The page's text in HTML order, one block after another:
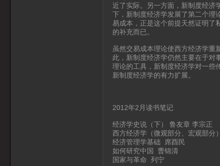
近了实际。另一方面，新制度经济
下，新制度经济学发展了第二个
易成本，正是这个前提天然证明了
的补充而已。
虽然交易成本理论使西方经济学重
此，新制度经济学仍然主要在于对
理论的工具，新制度经济学对一些
新制度经济学的有力扩展。
2012年2月读书笔记
经济学史说（下） 鲁友章 李宗正
西方经济学（微观部分、宏观部分
经济管理学基础 席酉民
如何研究中国 曹锦清
国家与革命 列宁